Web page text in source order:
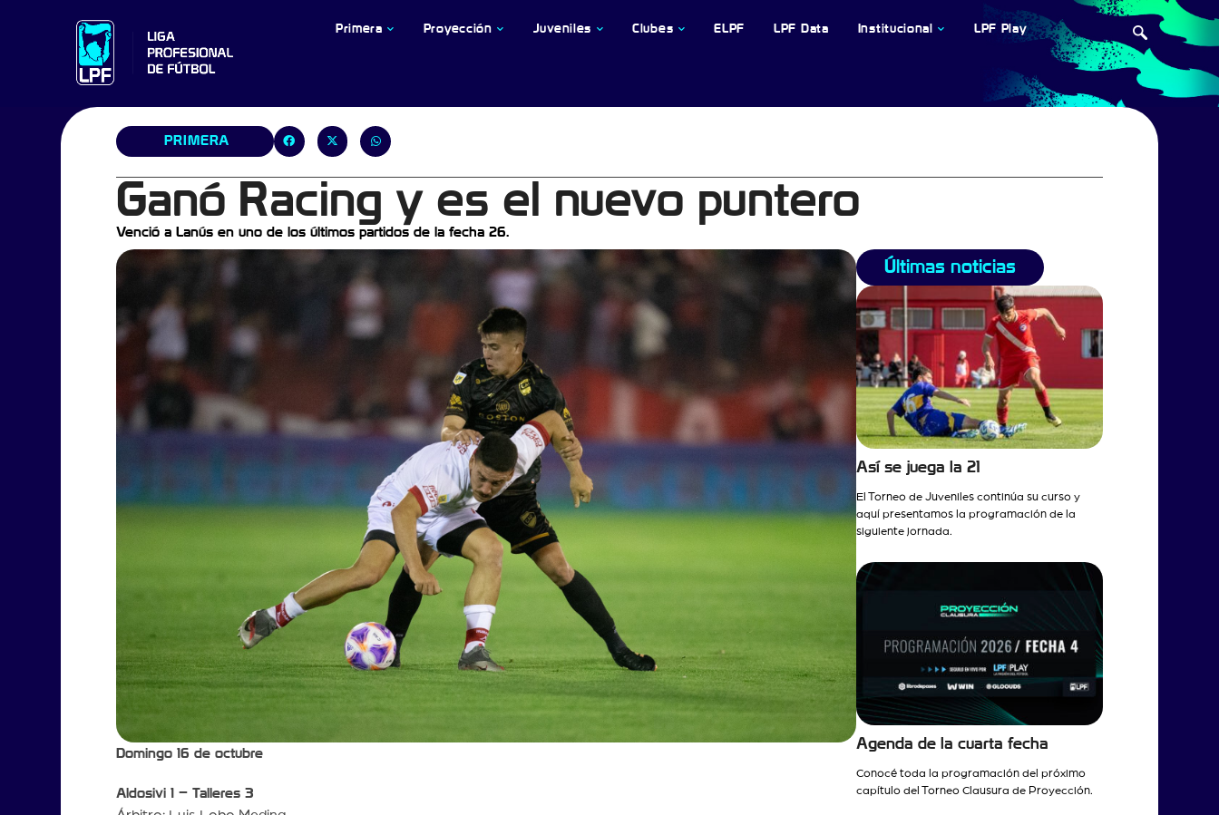
Primera Proyección Juveniles Clubes ELPF LPF Data Institucional LPF Play
PRIMERA
Ganó Racing y es el nuevo puntero
Venció a Lanús en uno de los últimos partidos de la fecha 26.
Domingo 16 de octubre
Aldosivi 1 – Talleres 3
Últimas noticias
Así se juega la 21
El Torneo de Juveniles continúa su curso y
aquí presentamos la programación de la
siguiente jornada.
Agenda de la cuarta fecha
Conocé toda la programación del próximo
capítulo del Torneo Clausura de Proyección.